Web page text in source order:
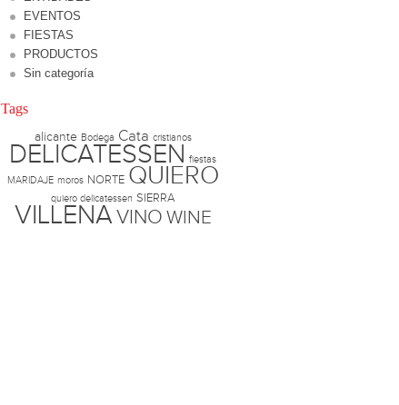
EVENTOS
FIESTAS
PRODUCTOS
Sin categoría
Tags
alicante Bodega Cata cristianos
DELICATESSEN fiestas
MARIDAJE moros NORTE QUIERO
quiero delicatessen SIERRA
VILLENAVINO WINE